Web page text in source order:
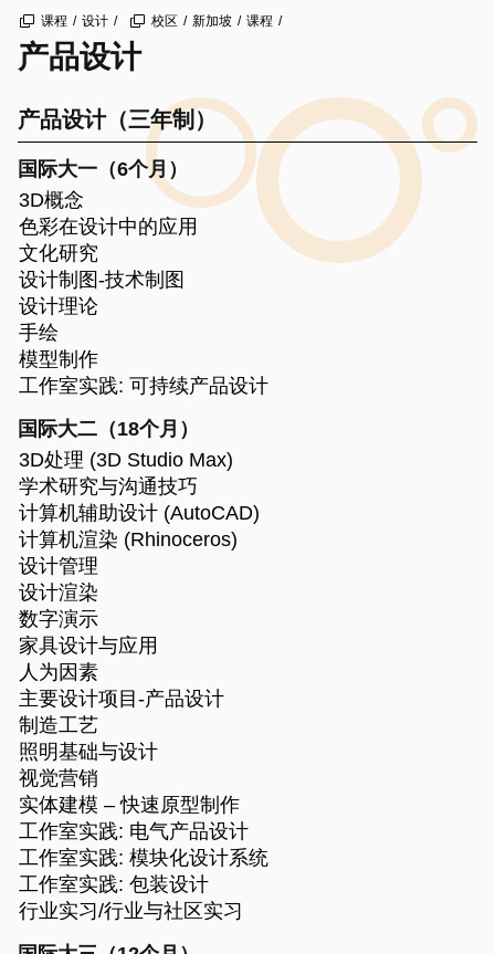
课程 / 设计 / 校区 / 新加坡 / 课程 /
产品设计
产品设计（三年制）
国际大一（6个月）
3D概念
色彩在设计中的应用
文化研究
设计制图-技术制图
设计理论
手绘
模型制作
工作室实践: 可持续产品设计
国际大二（18个月）
3D处理 (3D Studio Max)
学术研究与沟通技巧
计算机辅助设计 (AutoCAD)
计算机渲染 (Rhinoceros)
设计管理
设计渲染
数字演示
家具设计与应用
人为因素
主要设计项目-产品设计
制造工艺
照明基础与设计
视觉营销
实体建模 – 快速原型制作
工作室实践: 电气产品设计
工作室实践: 模块化设计系统
工作室实践: 包装设计
行业实习/行业与社区实习